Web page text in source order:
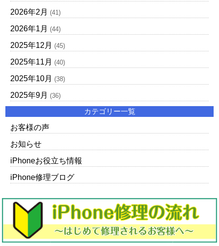
2026年2月 (41)
2026年1月 (44)
2025年12月 (45)
2025年11月 (40)
2025年10月 (38)
2025年9月 (36)
カテゴリー一覧
お客様の声
お知らせ
iPhoneお役立ち情報
iPhone修理ブログ